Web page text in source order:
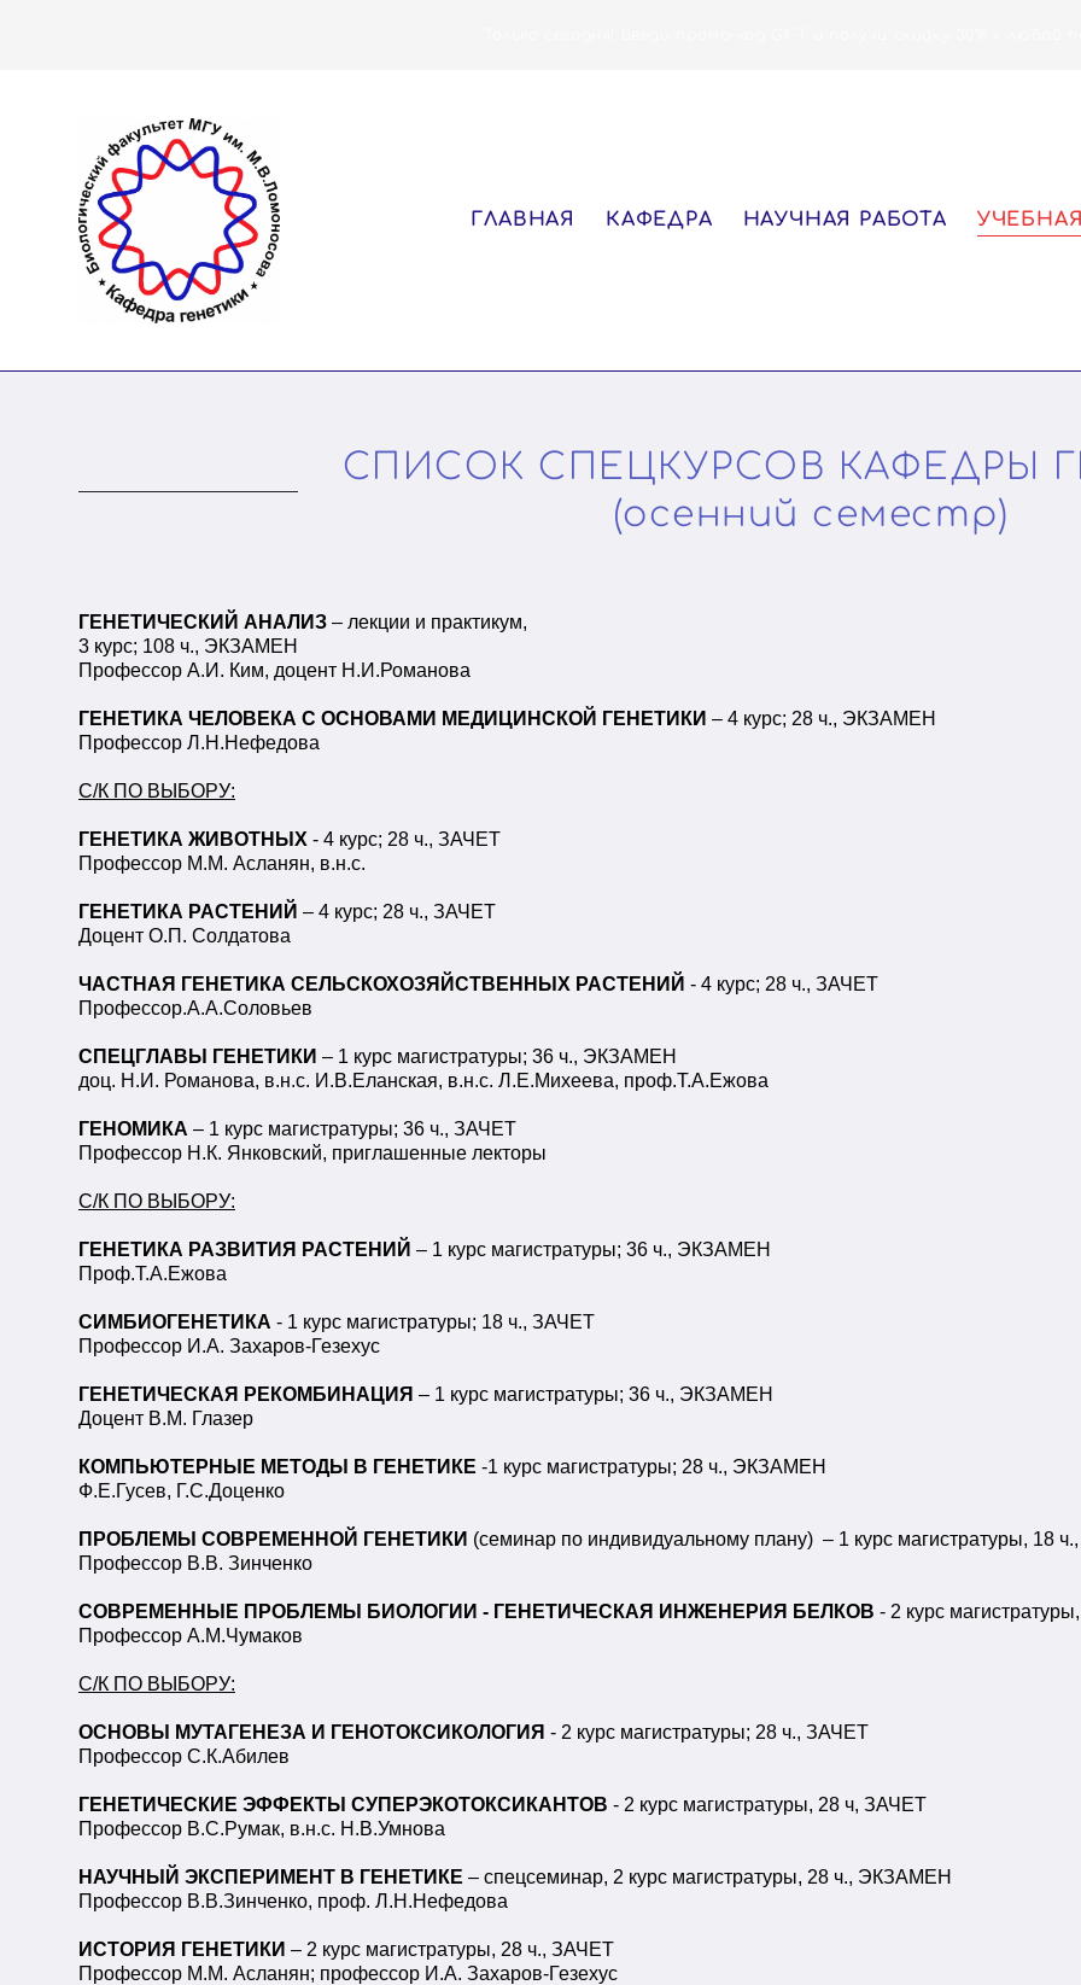
ГЛАВНАЯ КАФЕДРА НАУЧНАЯ РАБОТА
СПИСОК СПЕЦКУРСОВ КАФЕДРЫ
(осенний семестр)
ГЕНЕТИЧЕСКИЙ АНАЛИЗ – лекции и практикум,
3 курс; 108 ч., ЭКЗАМЕН
Профессор А.И. Ким, доцент Н.И.Романова
ГЕНЕТИКА ЧЕЛОВЕКА С ОСНОВАМИ МЕДИЦИНСКОЙ ГЕНЕТИКИ – 4 курс; 28 ч., ЭКЗАМЕН
Профессор Л.Н.Нефедова
С/К ПО ВЫБОРУ:
ГЕНЕТИКА ЖИВОТНЫХ - 4 курс; 28 ч., ЗАЧЕТ
Профессор М.М. Асланян, в.н.с.
ГЕНЕТИКА РАСТЕНИЙ – 4 курс; 28 ч., ЗАЧЕТ
Доцент О.П. Солдатова
ЧАСТНАЯ ГЕНЕТИКА СЕЛЬСКОХОЗЯЙСТВЕННЫХ РАСТЕНИЙ - 4 курс; 28 ч., ЗАЧЕТ
Профессор.А.А.Соловьев
СПЕЦГЛАВЫ ГЕНЕТИКИ – 1 курс магистратуры; 36 ч., ЭКЗАМЕН
доц. Н.И. Романова, в.н.с. И.В.Еланская, в.н.с. Л.Е.Михеева, проф.Т.А.Ежова
ГЕНОМИКА – 1 курс магистратуры; 36 ч., ЗАЧЕТ
Профессор Н.К. Янковский, приглашенные лекторы
С/К ПО ВЫБОРУ:
ГЕНЕТИКА РАЗВИТИЯ РАСТЕНИЙ – 1 курс магистратуры; 36 ч., ЭКЗАМЕН
Проф.Т.А.Ежова
СИМБИОГЕНЕТИКА - 1 курс магистратуры; 18 ч., ЗАЧЕТ
Профессор И.А. Захаров-Гезехус
ГЕНЕТИЧЕСКАЯ РЕКОМБИНАЦИЯ – 1 курс магистратуры; 36 ч., ЭКЗАМЕН
Доцент В.М. Глазер
КОМПЬЮТЕРНЫЕ МЕТОДЫ В ГЕНЕТИКЕ -1 курс магистратуры; 28 ч., ЭКЗАМЕН
Ф.Е.Гусев, Г.С.Доценко
ПРОБЛЕМЫ СОВРЕМЕННОЙ ГЕНЕТИКИ (семинар по индивидуальному плану) – 1 курс магистратуры, 18
Профессор В.В. Зинченко
СОВРЕМЕННЫЕ ПРОБЛЕМЫ БИОЛОГИИ - ГЕНЕТИЧЕСКАЯ ИНЖЕНЕРИЯ БЕЛКОВ - 2 курс
Профессор А.М.Чумаков
С/К ПО ВЫБОРУ:
ОСНОВЫ МУТАГЕНЕЗА И ГЕНОТОКСИКОЛОГИЯ - 2 курс магистратуры; 28 ч., ЗАЧЕТ
Профессор С.К.Абилев
ГЕНЕТИЧЕСКИЕ ЭФФЕКТЫ СУПЕРЭКОТОКСИКАНТОВ - 2 курс магистратуры, 28 ч, ЗАЧЕТ
Профессор В.С.Румак, в.н.с. Н.В.Умнова
НАУЧНЫЙ ЭКСПЕРИМЕНТ В ГЕНЕТИКЕ – спецсеминар, 2 курс магистратуры, 28 ч., ЭКЗАМЕН
Профессор В.В.Зинченко, проф. Л.Н.Нефедова
ИСТОРИЯ ГЕНЕТИКИ – 2 курс магистратуры, 28 ч., ЗАЧЕТ
Профессор М.М. Асланян; профессор И.А. Захаров-Гезехус